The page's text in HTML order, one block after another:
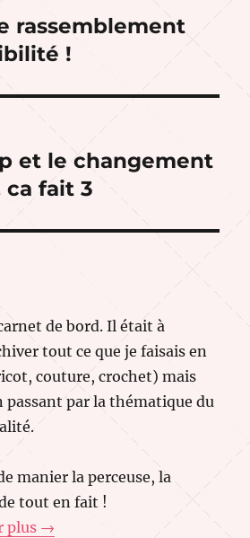
rassemblement
!
et le changement
fait 3
de bord. Il était à
tout ce que je faisais en
couture, crochet) mais
passant par la thématique du
manier la perceuse, la
tout en fait !
plus →